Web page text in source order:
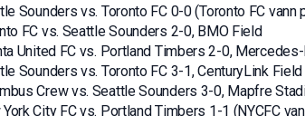
Sounders vs. Toronto FC 0-0 (Toronto FC vann
FC vs. Seattle Sounders 2-0, BMO Field
United FC vs. Portland Timbers 2-0,
Sounders vs. Toronto FC 3-1, CenturyLink Field
Crew vs. Seattle Sounders 3-0, Mapfre
City FC vs. Portland Timbers 1-1 (NYCFC